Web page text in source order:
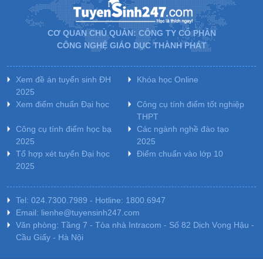
CƠ QUAN CHỦ QUẢN: CÔNG TY CỔ PHẦN
CÔNG NGHỆ GIÁO DỤC THÀNH PHÁT
Xem đề án tuyển sinh ĐH
2025
Khóa học Online
Xem điểm chuẩn Đại học
Công cụ tính điểm tốt nghiệp
THPT
Công cụ tính điểm học bạ
2025
Các ngành nghề đào tạo
2025
Tổ hợp xét tuyển Đại học
2025
Điểm chuẩn vào lớp 10
Tel: 024.7300.7989 - Hotline: 1800.6947
Email: lienhe@tuyensinh247.com
Văn phòng: Tầng 7 - Tòa nhà Intracom - Số 82 Dịch Vọng Hậu -
Cầu Giấy - Hà Nội